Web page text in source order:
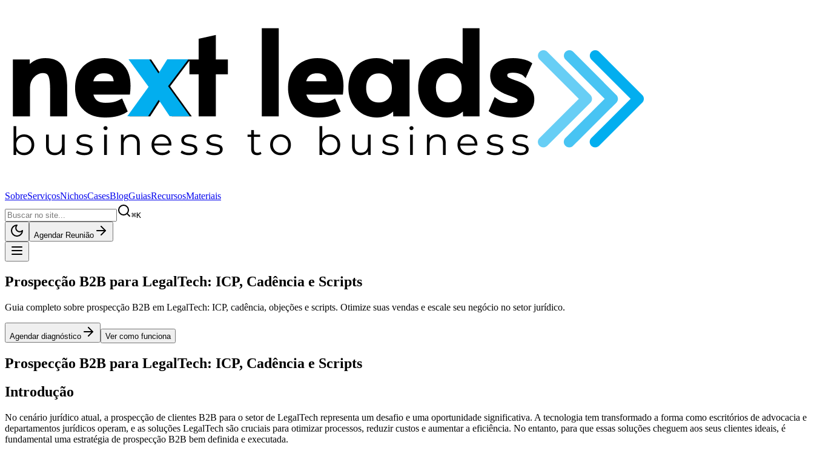
SobreServiçosNichosCasesBlogGuiasRecursosMateriais
⌘K
Agendar Reunião
Prospecção B2B para LegalTech: ICP, Cadência e Scripts
Guia completo sobre prospecção B2B em LegalTech: ICP, cadência, objeções e scripts. Otimize suas vendas e escale seu negócio no setor jurídico.
Agendar diagnóstico Ver como funciona
Prospecção B2B para LegalTech: ICP, Cadência e Scripts
Introdução
No cenário jurídico atual, a prospecção de clientes B2B para o setor de LegalTech representa um desafio e uma oportunidade significativa. A tecnologia tem transformado a forma como escritórios de advocacia e
departamentos jurídicos operam, e as soluções LegalTech são cruciais para otimizar processos, reduzir custos e aumentar a eficiência. No entanto, para que essas soluções cheguem aos seus clientes ideais, é
fundamental uma estratégia de prospecção B2B bem definida e executada.